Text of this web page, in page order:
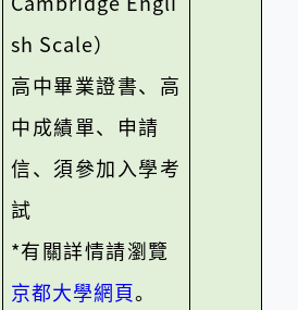
sh Scale）
高中畢業證書、高
中成績單、申請
信、須參加入學考
試
*有關詳情請瀏覽
京都大學網頁 。